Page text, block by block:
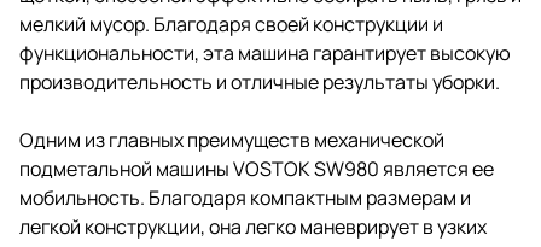
мелкий мусор. Благодаря своей конструкции и
функциональности, эта машина гарантирует высокую
производительность и отличные результаты уборки.
Одним из главных преимуществ механической
подметальной машины VOSTOK SW980 является ее
мобильность. Благодаря компактным размерам и
легкой конструкции, она легко маневрирует в узких